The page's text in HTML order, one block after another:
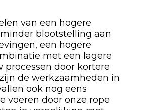
van een hogere
blootstelling aan
een hogere
met een lagere
processen door kortere
de werkzaamheden in
ook nog eens
voeren door onze rope